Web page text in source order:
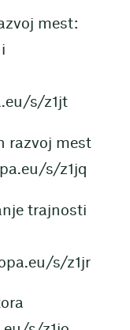
mest:
s/z1jt
razvoj mest
s/z1jq
trajnosti
s/z1jr